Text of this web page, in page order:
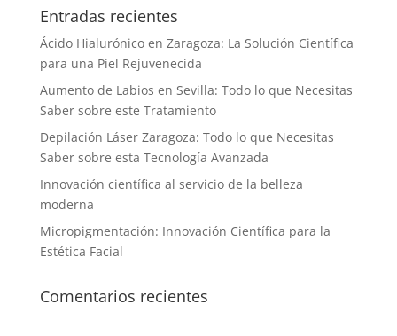
Entradas recientes
Ácido Hialurónico en Zaragoza: La Solución Científica
para una Piel Rejuvenecida
Aumento de Labios en Sevilla: Todo lo que Necesitas
Saber sobre este Tratamiento
Depilación Láser Zaragoza: Todo lo que Necesitas
Saber sobre esta Tecnología Avanzada
Innovación científica al servicio de la belleza
moderna
Micropigmentación: Innovación Científica para la
Estética Facial
Comentarios recientes